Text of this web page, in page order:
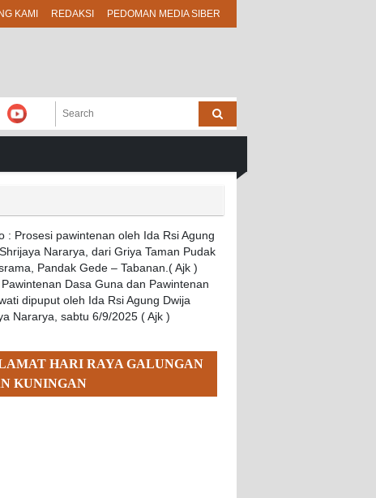
KAMI REDAKSI PEDOMAN MEDIA SIBER
Dasa Guna dan Pawintenan
dipuput oleh Ida Rsi Agung Dwija
Nararya, sabtu 6/9/2025 ( Ajk )
HARI RAYA GALUNGAN
KUNINGAN